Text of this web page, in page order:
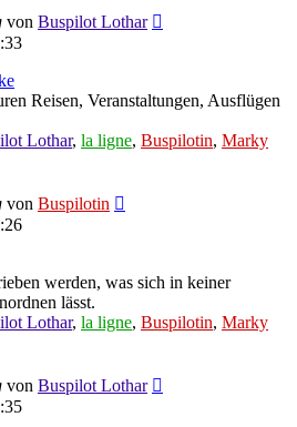
von Buspilot Lothar
Reisen, Veranstaltungen, Ausflügen
Lothar, la ligne, Buspilotin, Marky
von Buspilotin
werden, was sich in keiner
lässt.
Lothar, la ligne, Buspilotin, Marky
von Buspilot Lothar